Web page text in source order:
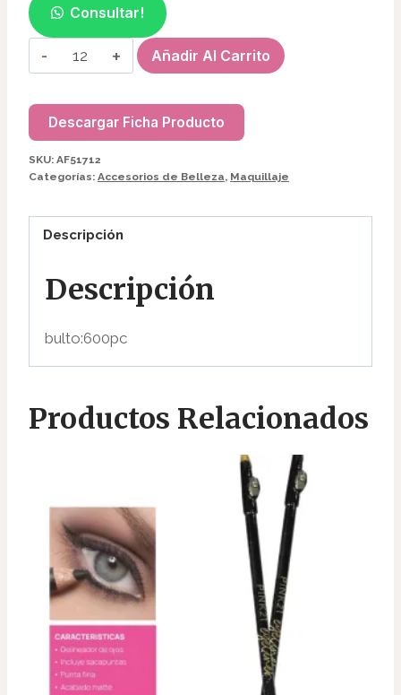
Consultar!
SET
DE
(10PCS)
P/MAQUILLAJE
AF51712
Añadir Al Carrito
Descargar Ficha Producto
SKU: AF51712
Categorías: Accesorios de Belleza, Maquillaje
Descripción
Descripción
bulto:600pc
Productos Relacionados